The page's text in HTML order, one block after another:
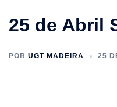
25 de Abril
POR UGT MADEIRA 25